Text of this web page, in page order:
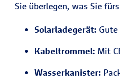
Sie überlegen, was Sie
Solarladegerät:
Kabeltrommel: Mit
Wasserkanister: